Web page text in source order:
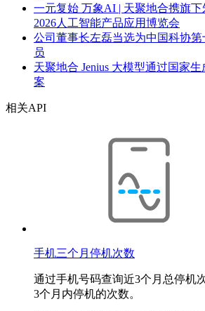
一元复始 万象AI | 天聚地合携旗
2026人工智能产品应用博览会
公司董事长左磊当选为中国科协
员
天聚地合 Jenius 大模型通过国家
案
相关API
手机三个月停机次数
通过手机号码查询近3个月总停机
3个月内停机的次数。